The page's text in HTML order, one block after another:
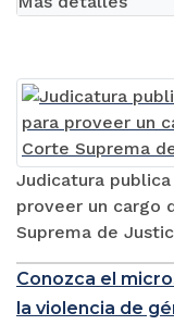
Judicatura
proveer un cargo
Suprema de
Conozca el
la violencia de